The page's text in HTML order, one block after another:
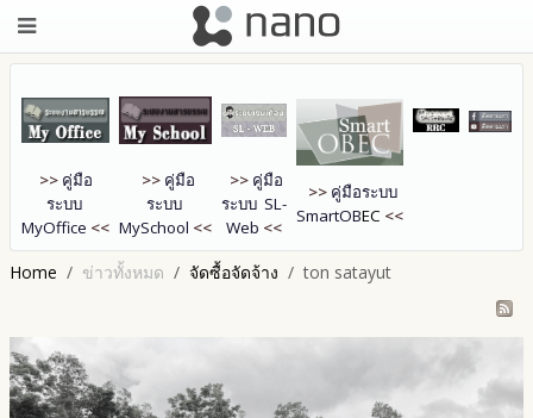
>> คู่มือ
ระบบ
MyOffice <<
>> คู่มือ
ระบบ
MySchool <<
>> คู่มือ
ระบบ SL-
Web <<
>> คู่มือระบบ
SmartOBEC <<
Home ข่าวทั้งหมด จัดซื้อจัดจ้าง ton satayut